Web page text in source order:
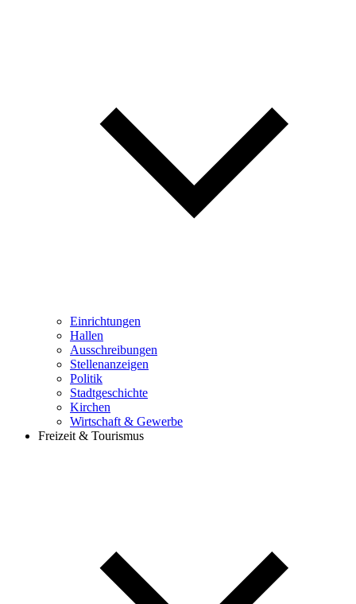
Einrichtungen
Hallen
Ausschreibungen
Stellenanzeigen
Politik
Stadtgeschichte
Kirchen
Wirtschaft & Gewerbe
Freizeit & Tourismus